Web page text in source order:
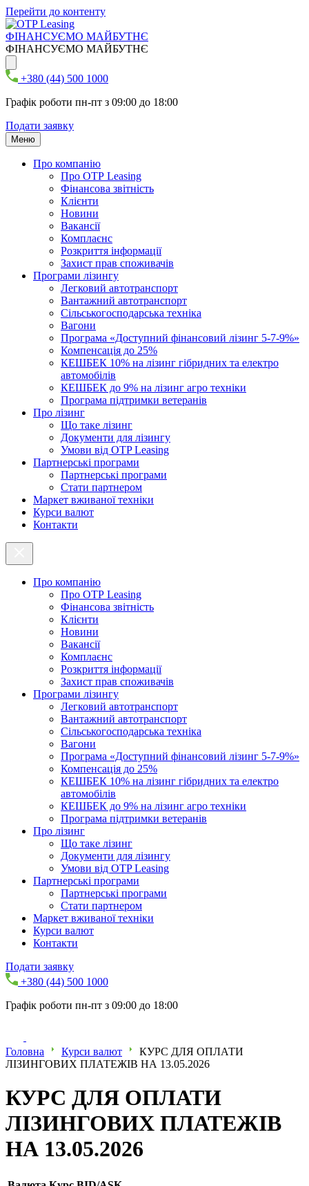
Перейти до контенту
ФІНАНСУЄМО МАЙБУТНЄ
ФІНАНСУЄМО МАЙБУТНЄ
+380 (44) 500 1000
Графік роботи пн-пт з 09:00 до 18:00
Подати заявку
Меню
Про компанію
Про ОТР Leasing
Фінансова звітність
Клієнти
Новини
Вакансії
Комплаєнс
Розкриття інформації
Захист прав споживачів
Програми лізингу
Легковий автотранспорт
Вантажний автотранспорт
Cільськогосподарська техніка
Вагони
Програма «Доступний фінансовий лізинг 5-7-9%»
Компенсація до 25%
КЕШБЕК 10% на лізинг гібридних та електро
автомобілів
КЕШБЕК до 9% на лізинг агро техніки
Програма підтримки ветеранів
Про лізинг
Що таке лізинг
Документи для лізингу
Умови від OTP Leasing
Партнерські програми
Партнерські програми
Стати партнером
Маркет вживаної техніки
Курси валют
Контакти
Про компанію
Про ОТР Leasing
Фінансова звітність
Клієнти
Новини
Вакансії
Комплаєнс
Розкриття інформації
Захист прав споживачів
Програми лізингу
Легковий автотранспорт
Вантажний автотранспорт
Cільськогосподарська техніка
Вагони
Програма «Доступний фінансовий лізинг 5-7-9%»
Компенсація до 25%
КЕШБЕК 10% на лізинг гібридних та електро
автомобілів
КЕШБЕК до 9% на лізинг агро техніки
Програма підтримки ветеранів
Про лізинг
Що таке лізинг
Документи для лізингу
Умови від OTP Leasing
Партнерські програми
Партнерські програми
Стати партнером
Маркет вживаної техніки
Курси валют
Контакти
Подати заявку
+380 (44) 500 1000
Графік роботи пн-пт з 09:00 до 18:00
Головна Курси валют
КУРС ДЛЯ ОПЛАТИ
ЛІЗИНГОВИХ ПЛАТЕЖІВ НА 13.05.2026
КУРС ДЛЯ ОПЛАТИ
ЛІЗИНГОВИХ ПЛАТЕЖІВ
НА 13.05.2026